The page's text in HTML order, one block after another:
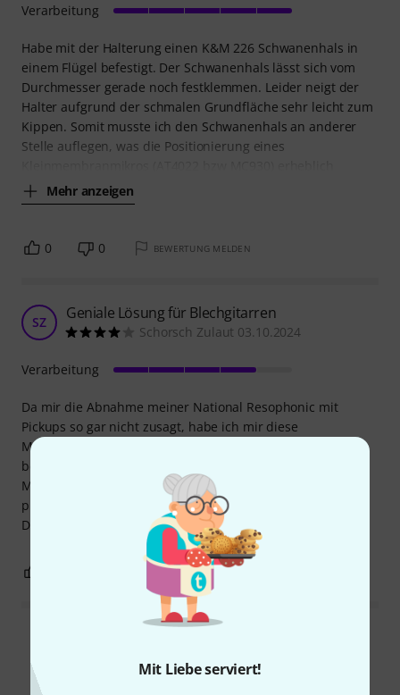
Mit Liebe serviert!
Habe mit der Halterung einen K&M 226 Schwanenhals in
einem Flügel befestigt. Der Schwanenhals lässt sich vom
Durchmesser gerade noch festklemmen. Leider neigt der
Halter aufgrund der schmalen Grundfläche sehr leicht zum
Kippen. Somit musste ich den Schwanenhals an anderer
Stelle auflegen, was die Positionierung eines
Mehr anzeigen
Verarbeitung
0 0 BEWERTUNG MELDEN
SZ Geniale Lösung für Blechgitarren
Schorsch Zulaut 03.10.2024
Da mir die Abnahme meiner National Resophonic mit
Pickups so gar nicht zusagt, habe ich mir diese
Magnetklemme zugelegt. Da der Korpus der National
bekanntermaßen aus Stahlblech besteht, kann ich das
Mikrophon (DPA 4066 oder auch Lucan) jetzt überall
platzieren. Die Magnete könnten einen Tick stärker sein.
Deshalb nur 4 Sterne.
Verarbeitung
BEWERTUNG MELDEN